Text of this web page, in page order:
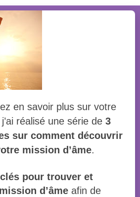
en savoir plus sur votre
réalisé une série de 3
sur comment découvrir
mission d’âme.
clés pour trouver et
d’âme afin de